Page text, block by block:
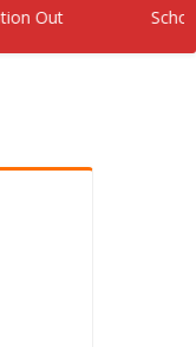
Scholarship